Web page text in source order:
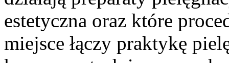
estetyczna oraz które
miejsce łączy praktykę